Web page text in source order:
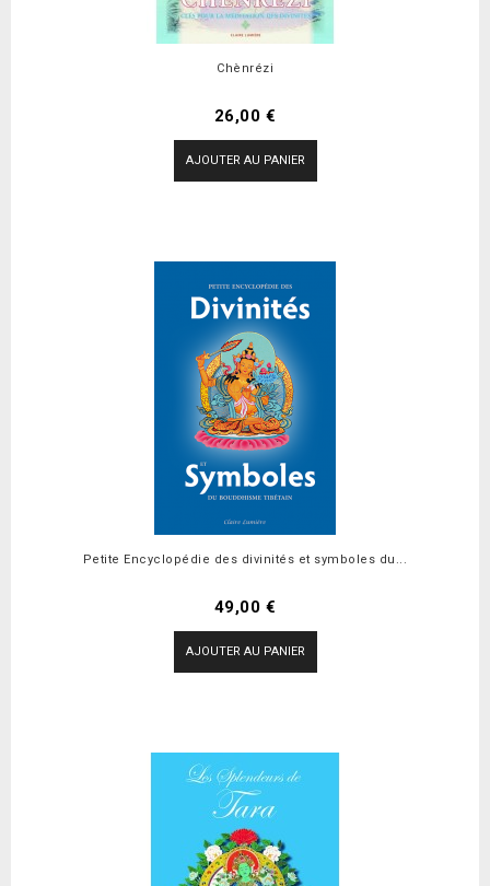
Chènrézi
Prix
26,00 €
AJOUTER AU PANIER
Petite Encyclopédie des divinités et symboles du...
Prix
49,00 €
AJOUTER AU PANIER